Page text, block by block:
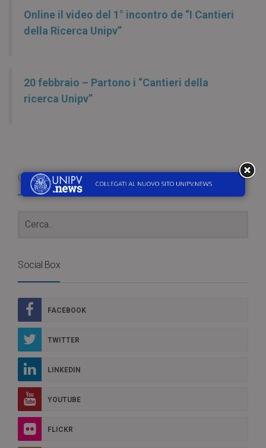
Online il video del 1° incontro de “I Cantieri
della Ricerca Unipv”
20 febbraio – Partono i “Cantieri della
ricerca Unipv”
Cerca
Social Box
FACEBOOK
TWITTER
LINKEDIN
YOUTUBE
FLICKR